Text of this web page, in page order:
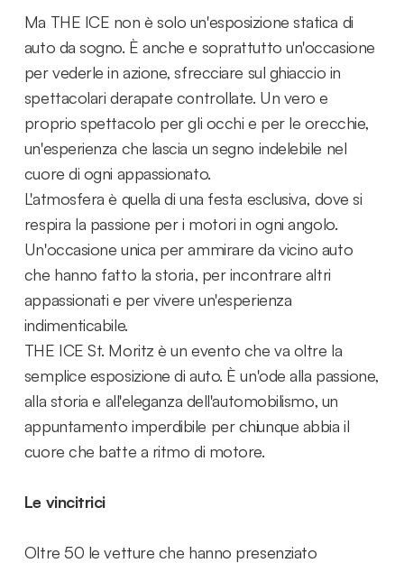
Ma THE ICE non è solo un'esposizione statica di
auto da sogno. È anche e soprattutto un'occasione
per vederle in azione, sfrecciare sul ghiaccio in
spettacolari derapate controllate. Un vero e
proprio spettacolo per gli occhi e per le orecchie,
un'esperienza che lascia un segno indelebile nel
cuore di ogni appassionato.
L'atmosfera è quella di una festa esclusiva, dove si
respira la passione per i motori in ogni angolo.
Un'occasione unica per ammirare da vicino auto
che hanno fatto la storia, per incontrare altri
appassionati e per vivere un'esperienza
indimenticabile.
THE ICE St. Moritz è un evento che va oltre la
semplice esposizione di auto. È un'ode alla passione,
alla storia e all'eleganza dell'automobilismo, un
appuntamento imperdibile per chiunque abbia il
cuore che batte a ritmo di motore.
Le vincitrici
Oltre 50 le vetture che hanno presenziato